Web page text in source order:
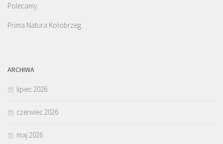
Polecamy:
Prima Natura Kołobrzeg
ARCHIWA
lipiec 2026
czerwiec 2026
maj 2026